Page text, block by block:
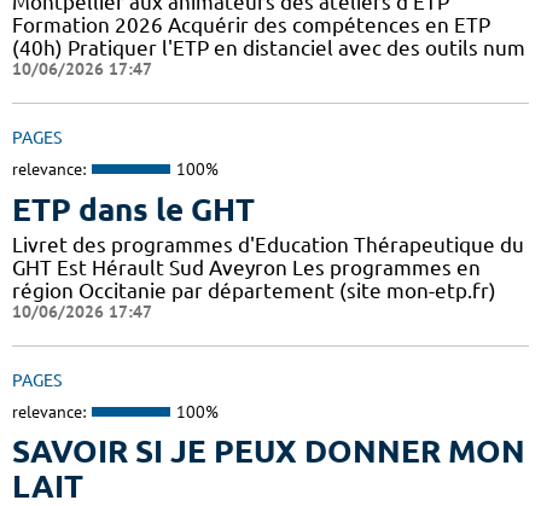
Formation 2026 Acquérir des compétences en ETP
(40h) Pratiquer l'ETP en distanciel avec des outils num
10/06/2026 17:47
PAGES
relevance: 100%
ETP dans le GHT
Livret des programmes d'Education Thérapeutique du
GHT Est Hérault Sud Aveyron Les programmes en
région Occitanie par département (site mon-etp.fr)
10/06/2026 17:47
PAGES
relevance: 100%
SAVOIR SI JE PEUX DONNER MON
LAIT